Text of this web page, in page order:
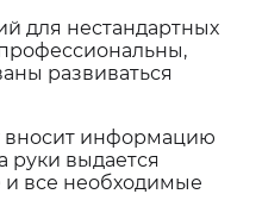
для нестандартных
развиваться
вносит информацию
выдается
и все необходимые